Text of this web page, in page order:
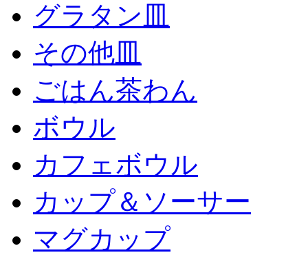
グラタン皿
その他皿
ごはん茶わん
ボウル
カフェボウル
カップ＆ソーサー
マグカップ